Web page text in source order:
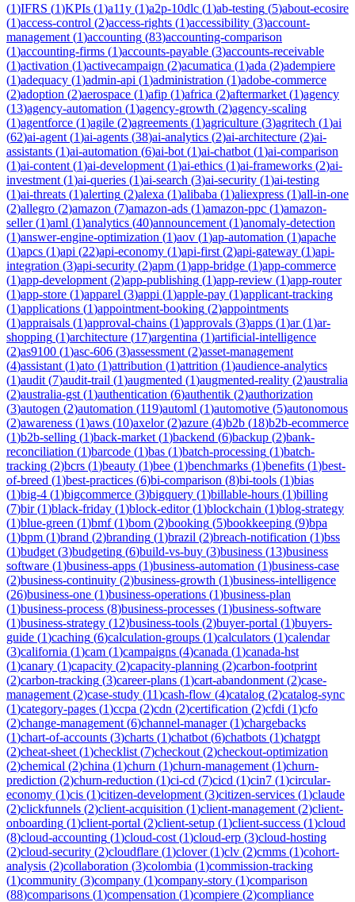
(1)IFRS (1)KPIs (1)a11y (1)a2p-10dlc (1)ab-testing (5)about-ecosire
(1)access-control (2)access-rights (1)accessibility (3)account-
management (1)accounting (83)accounting-comparison
(1)accounting-firms (1)accounts-payable (3)accounts-receivable
(1)activation (1)activecampaign (2)acumatica (1)ada (2)adempiere
(1)adequacy (1)admin-api (1)administration (1)adobe-commerce
(2)adoption (2)aerospace (1)afip (1)africa (2)aftermarket (1)agency
(13)agency-automation (1)agency-growth (2)agency-scaling
(1)agentforce (1)agile (2)agreements (1)agriculture (3)agritech (1)ai
(62)ai-agent (1)ai-agents (38)ai-analytics (2)ai-architecture (2)ai-
assistants (1)ai-automation (6)ai-bot (1)ai-chatbot (1)ai-comparison
(1)ai-content (1)ai-development (1)ai-ethics (1)ai-frameworks (2)ai-
investment (1)ai-queries (1)ai-search (3)ai-security (1)ai-testing
(1)ai-threats (1)alerting (2)alexa (1)alibaba (1)aliexpress (1)all-in-one
(2)allegro (2)amazon (7)amazon-ads (1)amazon-ppc (1)amazon-
seller(1)aml (1)analytics (40)announcement (1)anomaly-detection
(1)answer-engine-optimization (1)aov (1)ap-automation (1)apache
(1)apcs (1)api (22)api-economy (1)api-first (2)api-gateway (1)api-
integration (3)api-security (2)apm (1)app-bridge (1)app-commerce
(1)app-development (2)app-publishing (1)app-review (1)app-router
(1)app-store (1)apparel (3)appi (1)apple-pay (1)applicant-tracking
(1)applications (1)appointment-booking (2)appointments
(1)appraisals (1)approval-chains (1)approvals (3)apps (1)ar(1)ar-
shopping (1)architecture (17)argentina (1)artificial-intelligence
(2)as9100 (1)asc-606 (3)assessment (2)asset-management
(4)assistant (1)ato (1)attribution (1)attrition (1)audience-analytics
(1)audit (7)audit-trail (1)augmented (1)augmented-reality (2)australia
(2)australia-gst (1)authentication (6)authentik (2)authorization
(3)autogen (2)automation (119)automl (1)automotive (5)autonomous
(2)awareness (1)aws (10)axelor(2)azure (4)b2b (18)b2b-ecommerce
(1)b2b-selling (1)back-market (1)backend (6)backup (2)bank-
reconciliation (1)barcode (1)bas (1)batch-processing (1)batch-
tracking (2)bcrs (1)beauty (1)bee (1)benchmarks (1)benefits (1)best-
of-breed (1)best-practices (6)bi-comparison (8)bi-tools (1)bias
(1)big-4 (1)bigcommerce (3)bigquery (1)billable-hours (1)billing
(7)bir(1)black-friday (1)block-editor(1)blockchain (1)blog-strategy
(1)blue-green (1)bmf(1)bom (2)booking (5)bookkeeping (9)bpa
(1)bpm (1)brand (2)branding (1)brazil (2)breach-notification (1)bss
(1)budget (3)budgeting (6)build-vs-buy (3)business (13)business
software (1)business-apps (1)business-automation (1)business-case
(2)business-continuity (2)business-growth (1)business-intelligence
(26)business-one (1)business-operations (1)business-plan
(1)business-process (8)business-processes (1)business-software
(1)business-strategy (12)business-tools (2)buyer-portal (1)buyers-
guide (1)caching (6)calculation-groups (1)calculators (1)calendar
(3)california (1)cam (1)campaigns (4)canada (1)canada-hst
(1)canary (1)capacity (2)capacity-planning (2)carbon-footprint
(2)carbon-tracking (3)career-plans (1)cart-abandonment (2)case-
management (2)case-study (11)cash-flow (4)catalog (2)catalog-sync
(1)category-pages (1)ccpa (2)cdn (2)certification (2)cfdi (1)cfo
(2)change-management (6)channel-manager(1)chargebacks
(1)chart-of-accounts (3)charts (1)chatbot (6)chatbots (1)chatgpt
(2)cheat-sheet (1)checklist (7)checkout (2)checkout-optimization
(2)chemical (2)china (1)churn (1)churn-management (1)churn-
prediction (2)churn-reduction (1)ci-cd (7)cicd (1)cin7 (1)circular-
economy (1)cis (1)citizen-development (3)citizen-services (1)claude
(2)clickfunnels (2)client-acquisition (1)client-management (2)client-
onboarding (1)client-portal (2)client-setup (1)client-success (1)cloud
(8)cloud-accounting (1)cloud-cost (1)cloud-erp (3)cloud-hosting
(2)cloud-security (2)cloudflare (1)clover(1)clv (2)cmms (1)cohort-
analysis (2)collaboration (3)colombia (1)commission-tracking
(1)community (3)company (1)company-story (1)comparison
(88)comparisons (1)compensation (1)compiere (2)compliance